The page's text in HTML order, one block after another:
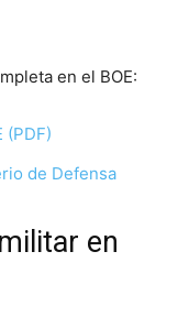
en el BOE:
(PDF)
de Defensa
en